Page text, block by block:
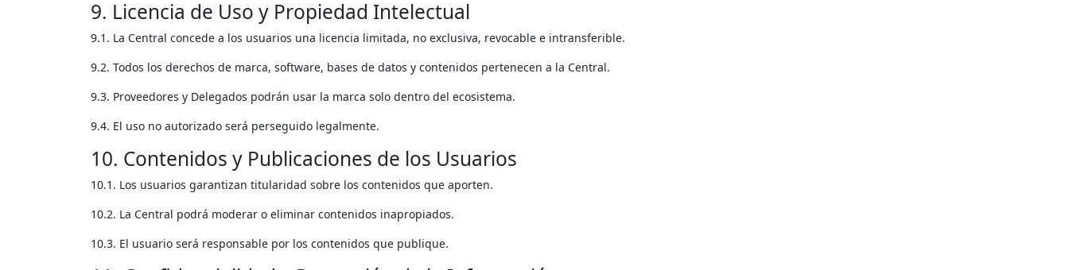
9. Licencia de Uso y Propiedad Intelectual
9.1. La Central concede a los usuarios una licencia limitada, no exclusiva, revocable e intransferible.
9.2. Todos los derechos de marca, software, bases de datos y contenidos pertenecen a la Central.
9.3. Proveedores y Delegados podrán usar la marca solo dentro del ecosistema.
9.4. El uso no autorizado será perseguido legalmente.
10. Contenidos y Publicaciones de los Usuarios
10.1. Los usuarios garantizan titularidad sobre los contenidos que aporten.
10.2. La Central podrá moderar o eliminar contenidos inapropiados.
10.3. El usuario será responsable por los contenidos que publique.